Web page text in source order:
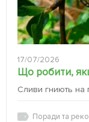
17/07/2026
Що робити,
Сливи гниють на
Поради та